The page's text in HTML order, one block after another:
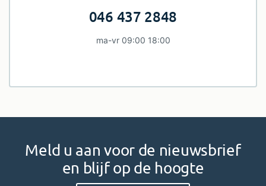
046 437 2848
ma-vr 09:00 18:00
Meld u aan voor de nieuwsbrief
en blijf op de hoogte